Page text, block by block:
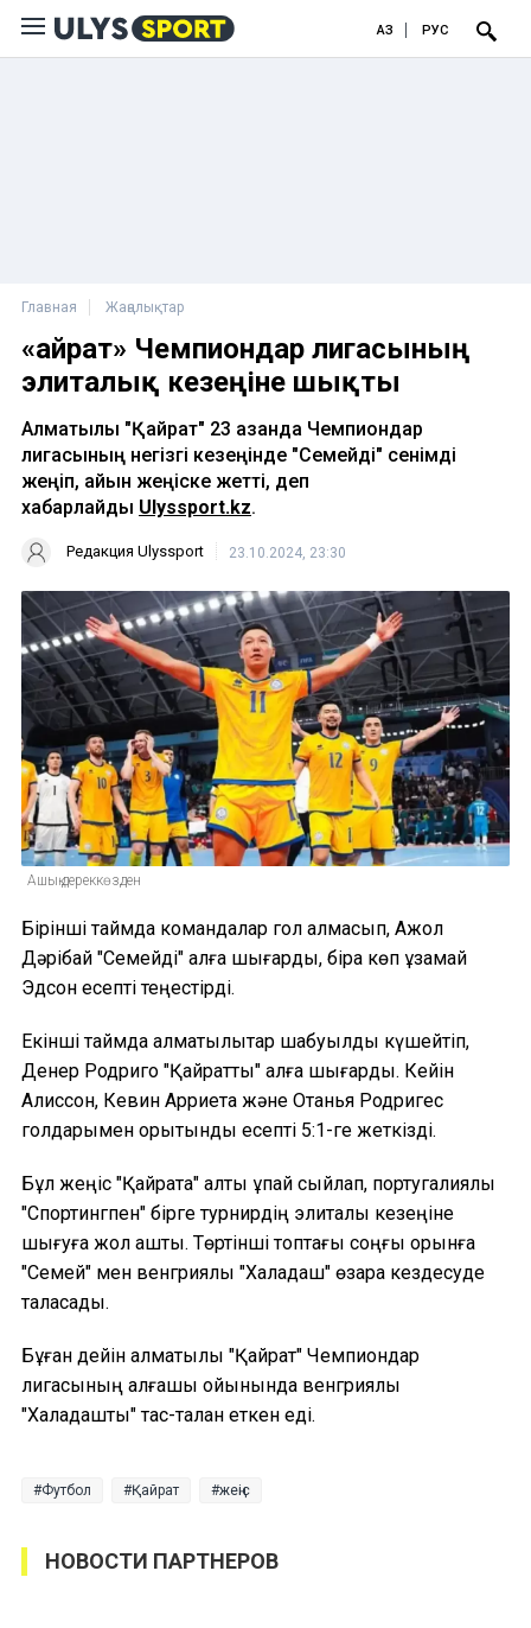
ҚАЗ РУС
Главная Жаңалықтар
«Қайрат» Чемпиондар лигасының
элиталық кезеңіне шықты
Алматылық "Қайрат" 23 қазанда Чемпиондар
лигасының негізгі кезеңінде "Семейді" сенімді
жеңіп, айқын жеңіске жетті, деп
хабарлайды Ulyssport.kz.
Редакция Ulyssport 23.10.2024, 23:30
Ашық дереккөзден
Бірінші таймда командалар гол алмасып, Ақжол
Дәрібай "Семейді" алға шығарды, бірақ көп ұзамай
Эдсон есепті теңестірді.
Екінші таймда алматылықтар шабуылды күшейтіп,
Денер Родриго "Қайратты" алға шығарды. Кейін
Алиссон, Кевин Арриета және Отанья Родригес
голдарымен қорытынды есепті 5:1-ге жеткізді.
Бұл жеңіс "Қайратқа" алты ұпай сыйлап, португалиялық
"Спортингпен" бірге турнирдің элиталық кезеңіне
шығуға жол ашты. Төртінші топтағы соңғы орынға
"Семей" мен венгриялық "Халадаш" өзара кездесуде
таласады.
Бұған дейін алматылық "Қайрат" Чемпиондар
лигасының алғашқы ойынында венгриялық
"Халадашты" тас-талқан еткен еді.
Футбол Қайрат жеңіс
НОВОСТИ ПАРТНЕРОВ